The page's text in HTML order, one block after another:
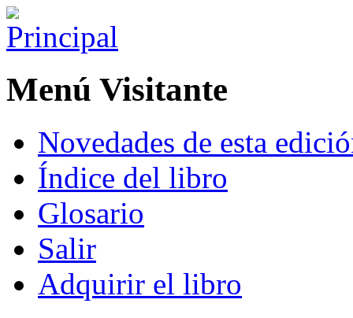
Menú Visitante
Novedades de esta
Índice del libro
Glosario
Salir
Adquirir el libro